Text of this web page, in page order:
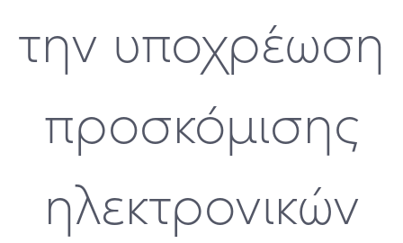
την υποχρέωση
προσκόμισης
ηλεκτρονικών